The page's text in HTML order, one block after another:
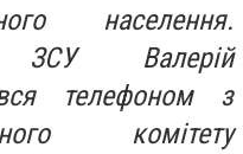
населення.
ЗСУ Валерій
телефоном з
комітету